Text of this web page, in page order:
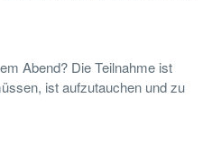
Abend? Die Teilnahme ist
ist aufzutauchen und zu